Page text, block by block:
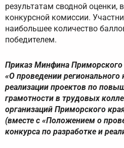
результатам сводной оценки,
конкурсной комиссии.
наибольшее количество
победителем.
Приказ Минфина
«О проведении регионального
реализации проектов по
грамотности в трудовых
организаций Приморского
(вместе с «Положением о
конкурса по разработке и